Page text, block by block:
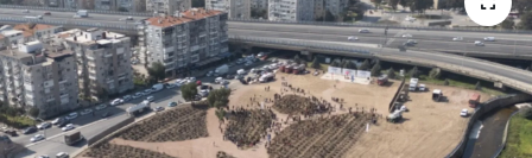
İletişim
Künye
Tüm Manşetler
Son Dakika Haberleri